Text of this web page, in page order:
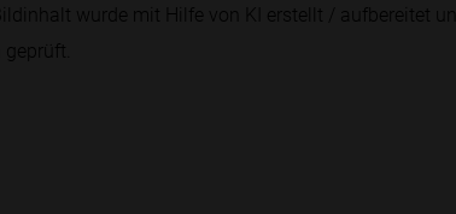
wurde mit Hilfe von KI erstellt / aufbereitet